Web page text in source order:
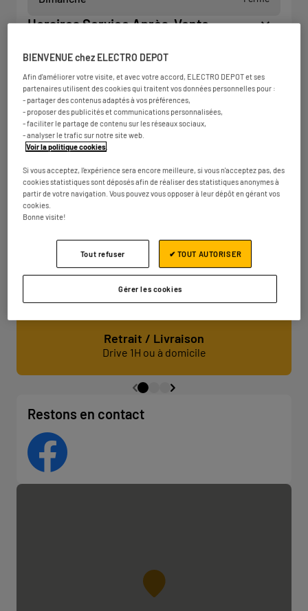
Horaires Service Après-Vente
Retrait / Livraison
Drive 1H ou à domicile
Restons en contact
Facebook
BIENVENUE chez ELECTRO DEPOT
Afin d'améliorer votre visite, et avec votre accord, ELECTRO DEPOT et ses
partenaires utilisent des cookies qui traitent vos données personnelles pour :
- partager des contenus adaptés à vos préférences,
- proposer des publicités et communications personnalisées,
- faciliter le partage de contenu sur les réseaux sociaux,
- analyser le trafic sur notre site web.
Voir la politique cookies
Si vous acceptez, l'expérience sera encore meilleure, si vous n'acceptez pas, des
cookies statistiques sont déposés afin de réaliser des statistiques anonymes à
partir de votre navigation. Vous pouvez vous opposer à leur dépôt en gérant vos
cookies.
Bonne visite!
Gérer les cookies
Tout refuser ✔ TOUT AUTORISER